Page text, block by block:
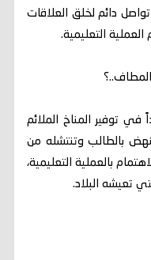
دائم لخلق العلاقات
العملية التعليمية.
في توفير المناخ الملائم
بالطالب وتنتشله من
بالعملية التعليمية،
تعيشه البلاد.